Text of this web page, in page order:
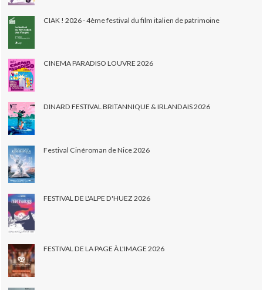
CIAK ! 2026 - 4ème festival du film italien de patrimoine
CINEMA PARADISO LOUVRE 2026
DINARD FESTIVAL BRITANNIQUE & IRLANDAIS 2026
Festival Cinéroman de Nice 2026
FESTIVAL DE L'ALPE D'HUEZ 2026
FESTIVAL DE LA PAGE À L'IMAGE 2026